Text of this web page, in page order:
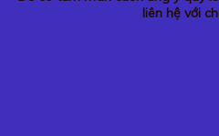
liên hệ với